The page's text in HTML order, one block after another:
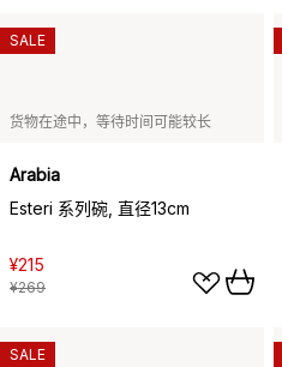
货物在途中，等待时间可能较长
Arabia
Esteri 系列碗, 直径13cm
¥215
¥269
SALE
SALE